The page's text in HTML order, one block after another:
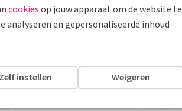
cookies op jouw apparaat om de website te
en gepersonaliseerde inhoud
Weigeren
Zelf instellen